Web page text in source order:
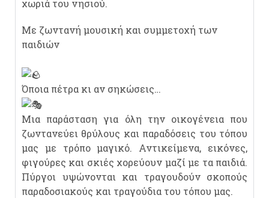
χωριά του νησιού.
Με ζωντανή μουσική και συμμετοχή των
παιδιών
Όποια πέτρα κι αν σηκώσεις…
Μια παράσταση για όλη την οικογένεια που
ζωντανεύει θρύλους και παραδόσεις του τόπου
μας με τρόπο μαγικό. Αντικείμενα, εικόνες,
φιγούρες και σκιές χορεύουν μαζί με τα παιδιά.
Πύργοι υψώνονται και τραγουδούν σκοπούς
παραδοσιακούς και τραγούδια του τόπου μας.